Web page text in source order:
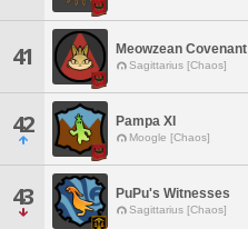
41 Meowzean Covenant
Sagittarius [Chaos]
42 Pampa XI
Moogle [Chaos]
43 PuPu's Witnesses
Sagittarius [Chaos]